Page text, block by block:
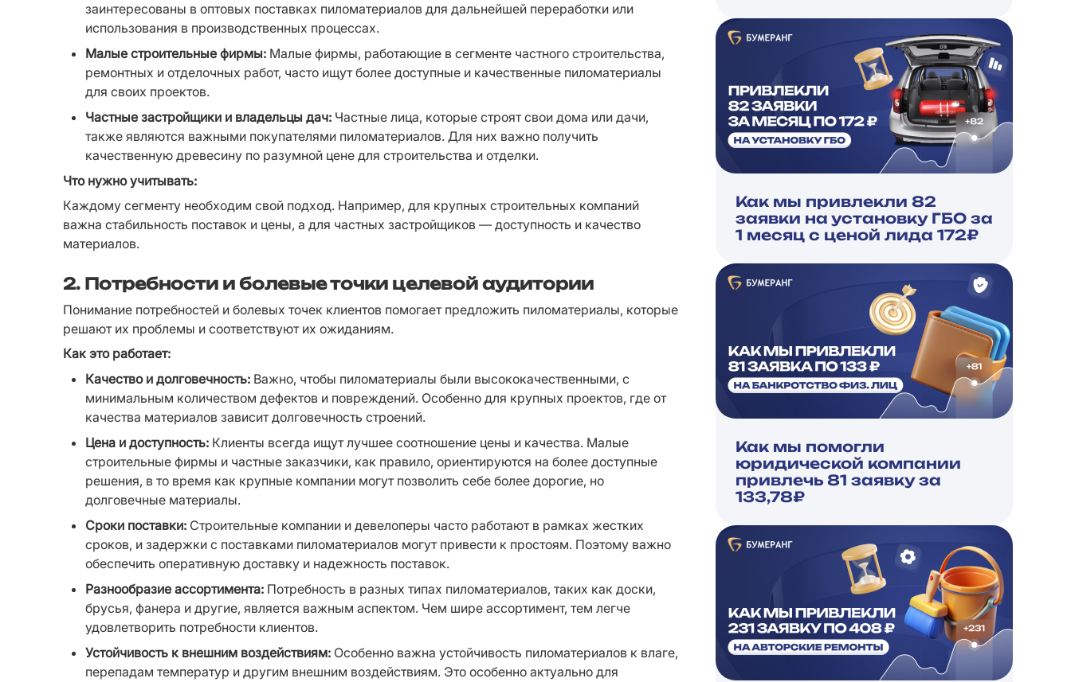
заинтересованы в оптовых поставках пиломатериалов для дальнейшей переработки или
использования в производственных процессах.
Малые строительные фирмы: Малые фирмы, работающие в сегменте частного строительства,
ремонтных и отделочных работ, часто ищут более доступные и качественные пиломатериалы
для своих проектов.
Частные застройщики и владельцы дач: Частные лица, которые строят свои дома или дачи,
также являются важными покупателями пиломатериалов. Для них важно получить
качественную древесину по разумной цене для строительства и отделки.
Что нужно учитывать:
Каждому сегменту необходим свой подход. Например, для крупных строительных компаний
важна стабильность поставок и цены, а для частных застройщиков — доступность и качество
материалов.
2. Потребности и болевые точки целевой аудитории
Понимание потребностей и болевых точек клиентов помогает предложить пиломатериалы, которые
решают их проблемы и соответствуют их ожиданиям.
Как это работает:
Качество и долговечность: Важно, чтобы пиломатериалы были высококачественными, с
минимальным количеством дефектов и повреждений. Особенно для крупных проектов, где от
качества материалов зависит долговечность строений.
Цена и доступность: Клиенты всегда ищут лучшее соотношение цены и качества. Малые
строительные фирмы и частные заказчики, как правило, ориентируются на более доступные
решения, в то время как крупные компании могут позволить себе более дорогие, но
долговечные материалы.
Сроки поставки: Строительные компании и девелоперы часто работают в рамках жестких
сроков, и задержки с поставками пиломатериалов могут привести к простоям. Поэтому важно
обеспечить оперативную доставку и надежность поставок.
Разнообразие ассортимента: Потребность в разных типах пиломатериалов, таких как доски,
брусья, фанера и другие, является важным аспектом. Чем шире ассортимент, тем легче
удовлетворить потребности клиентов.
Устойчивость к внешним воздействиям: Особенно важна устойчивость пиломатериалов к влаге,
перепадам температур и другим внешним воздействиям. Это особенно актуально для
Как мы привлекли 82
заявки на установку ГБО за
1 месяц с ценой лида 172₽
Как мы помогли
юридической компании
привлечь 81 заявку за
133,78₽